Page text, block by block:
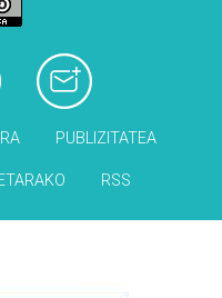
PUBLIZITATEA
RSS